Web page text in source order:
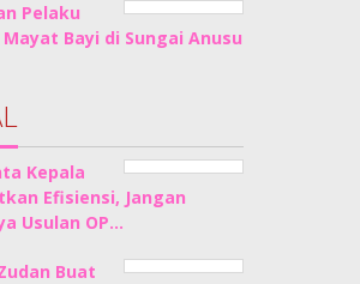
Pelaku
Bayi di Sungai Anusu
Kepala
Efisiensi, Jangan
Usulan OP…
Buat